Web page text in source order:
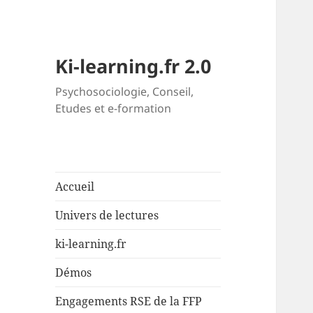
Ki-learning.fr 2.0
Psychosociologie, Conseil,
Etudes et e-formation
Accueil
Univers de lectures
ki-learning.fr
Démos
Engagements RSE de la FFP